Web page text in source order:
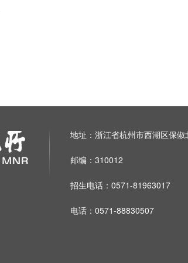
地址：浙江省杭州市西湖区保俶
邮编：310012
招生电话：0571-81963017
电话：0571-88830507